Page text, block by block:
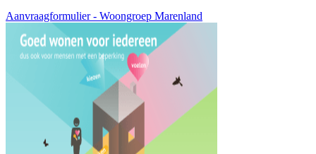
Aanvraagformulier - Woongroep Marenland